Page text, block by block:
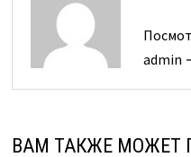
admin
ВАМ ТАКЖЕ МОЖЕТ